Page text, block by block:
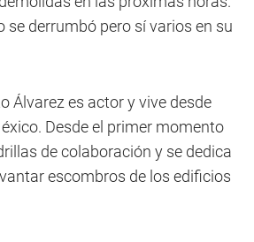
se derrumbó pero sí varios en su
Álvarez es actor y vive desde
Desde el primer momento
de colaboración y se dedica
escombros de los edificios